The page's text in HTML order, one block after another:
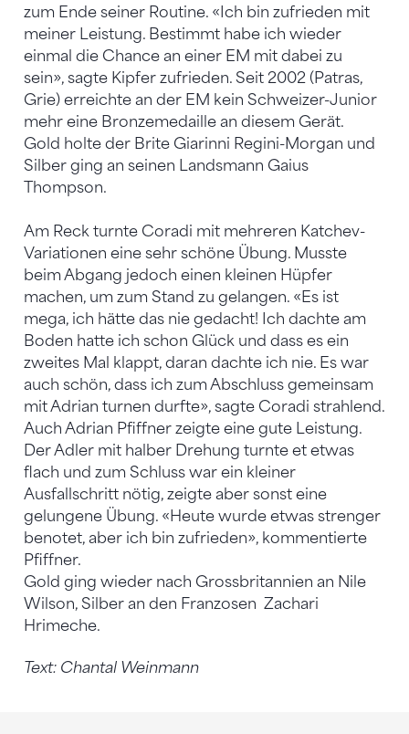
zum Ende seiner Routine. «Ich bin zufrieden mit
meiner Leistung. Bestimmt habe ich wieder
einmal die Chance an einer EM mit dabei zu
sein», sagte Kipfer zufrieden. Seit 2002 (Patras,
Grie) erreichte an der EM kein Schweizer-Junior
mehr eine Bronzemedaille an diesem Gerät.
Gold holte der Brite Giarinni Regini-Morgan und
Silber ging an seinen Landsmann Gaius
Thompson.
Am Reck turnte Coradi mit mehreren Katchev-
Variationen eine sehr schöne Übung. Musste
beim Abgang jedoch einen kleinen Hüpfer
machen, um zum Stand zu gelangen. «Es ist
mega, ich hätte das nie gedacht! Ich dachte am
Boden hatte ich schon Glück und dass es ein
zweites Mal klappt, daran dachte ich nie. Es war
auch schön, dass ich zum Abschluss gemeinsam
mit Adrian turnen durfte», sagte Coradi strahlend.
Auch Adrian Pfiffner zeigte eine gute Leistung.
Der Adler mit halber Drehung turnte et etwas
flach und zum Schluss war ein kleiner
Ausfallschritt nötig, zeigte aber sonst eine
gelungene Übung. «Heute wurde etwas strenger
benotet, aber ich bin zufrieden», kommentierte
Pfiffner.
Gold ging wieder nach Grossbritannien an Nile
Wilson, Silber an den Franzosen Zachari
Hrimeche.
Text: Chantal Weinmann